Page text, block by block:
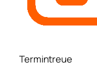
Termintreue